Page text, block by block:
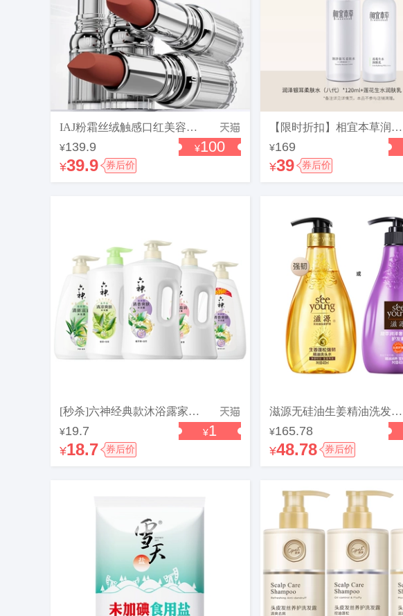
IAJ粉霜丝绒触感口红美容修饰轻薄打底哑光焦糖红棕石榴色唇膏d1
¥139.9 ¥100
¥39.9 券后价
【限时折扣】相宜本草润泽银耳柔肤水莲花生水润肤乳护肤品套装px
¥169
¥39 券后价
[秒杀]六神经典款沐浴露家庭装大容量持久留香润肤保湿补水沐浴乳
¥19.7 ¥1
¥18.7 券后价
滋源无硅油生姜精油洗发水控油蓬松去屑柔顺露男女士
¥165.78
¥48.78 券后价